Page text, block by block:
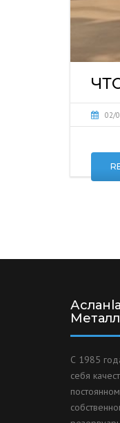
02/
С 1985
себя